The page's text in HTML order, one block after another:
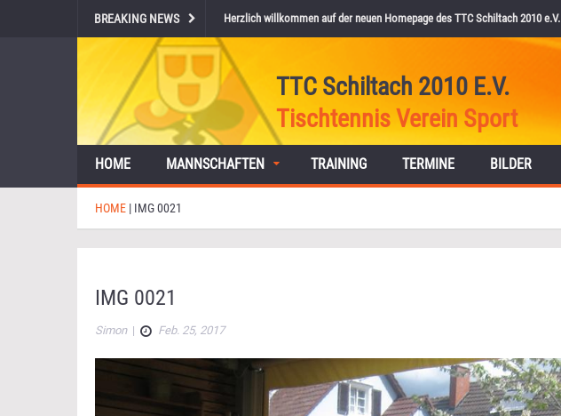
BREAKING NEWS Herzlich willkommen auf der neuen Homepage des TTC Schiltach 2010 e.V.
TTC Schiltach 2010 E.V.
Tischtennis Verein Sport
HOME MANNSCHAFTEN TRAINING TERMINE BILDER
HOME | IMG 0021
IMG 0021
Simon| Feb. 25, 2017